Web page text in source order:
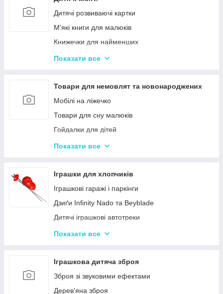
Дитяче кермо
Іграшка Неваляшка
Каталки з ручкою і на мотузочці
Розвиваючі килимки
Магнітна риболовля для дітей
Стрибуни для дітей
Дитячі розвиваючі картки
М'які книги для малюків
Книжечки для найменших
Книги з наклейками
Книги для дітей початкових класів
Книги для підлітків
Енциклопедії для дітей
Показати все
Товари для немовлят та новонароджених
Мобілі на ліжечко
Товари для сну малюків
Гойдалки для дітей
Дитячі горщики
Розвиваючі килимки для немовлят
Нічні світильники для немовлят
Дитячий посуд
Дитяча гігієна та догляд
Дитяча безпека
Показати все
Іграшки для хлопчиків
Іграшкові гаражі і паркінги
Дзиґи Infinity Nado та Beyblade
Дитячі іграшкові автотреки
Іграшкова залізниця та потяги
Дитячий іграшковий інструмент
Іграшкові роботи-трансформери
Ігрові рольові набори для хлопчиків
Показати все
Іграшкова дитяча зброя
Зброя зі звуковими ефектами
Дерев'яна зброя